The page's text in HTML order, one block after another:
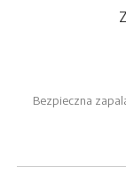
Bezpieczna